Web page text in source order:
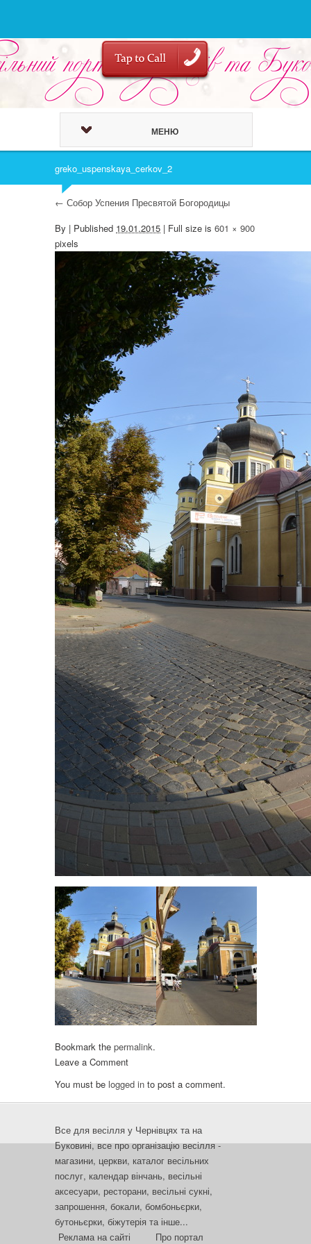
МЕНЮ
greko_uspenskaya_cerkov_2
← Собор Успения Пресвятой Богородицы
By | Published 19.01.2015 | Full size is 601 × 900
pixels
Bookmark the permalink.
Leave a Comment
You must be logged in to post a comment.
Все для весілля у Чернівцях та на
Буковині, все про організацію весілля -
магазини, церкви, каталог весільних
послуг, календар вінчань, весільні
аксесуари, ресторани, весільні сукні,
запрошення, бокали, бомбоньєрки,
бутоньєрки, біжутерія та інше...
Реклама на сайті
Про портал